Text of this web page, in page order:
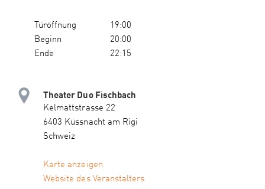
Türöffnung
19:00
Beginn
20:00
Ende
22:15
Theater Duo Fischbach
Kelmattstrasse 22
6403 Küssnacht am Rigi
Schweiz
Karte anzeigen
Website des Veranstalters